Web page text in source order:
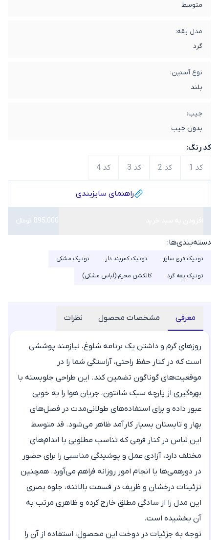
متوسط
مدل یقه:
گرد
نوع آستین:
بلند
جیب:
بدون جیب
کد رنگ:
کد 1 کد 2 کد 3 کد 4
راهنمای سایز‌بندی
895,000 تومانء
دسته‌بندی‌ها:
تونیک فری سایز تونیک کمربند دار تونیک مشکی
تونیک یقه گرد کالکشن محرم (لباس مشکی)
معرفی مشخصات محصول نظرات
روزهای گرم و داشتن یک برنامه شلوغ، نیازمند پوششی
است که در کنار حفظ راحتی، آراستگی شما را در
موقعیت‌های گوناگون تضمین کند. این طراحی جلوبسته با
بهره‌گیری از پارچه سبک شانتون، جریان هوا را به خوبی
عبور داده و برای استفاده‌های طولانی‌مدت در فصل‌های
بهار و تابستان بسیار کارآمد ظاهر می‌شود. قد متوسط
این لباس در کنار فرمی که تناسب مطلوبی با اندام‌های
مختلف دارد، آزادی عمل و پوشیدگی مناسبی را برای حضور
در دورهمی‌ها یا انجام امور روزانه فراهم می‌آورد. همچنین
تزئینات درخشان و ظریف در قسمت بالاتنه، جلوه بصری
این مدل را از سادگی مطلق خارج کرده و ظاهری مرتب به
آن بخشیده است.
توجه به جزئیات در دوخت این محصول، استفاده از آن را